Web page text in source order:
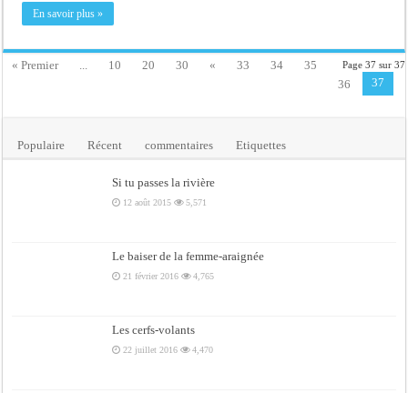
En savoir plus »
Page 37 sur 37
« Premier 10 20 30 « 33 34
35
36
37
Populaire Récent commentaires Etiquettes
Si tu passes la rivière
12 août 2015 5,571
Le baiser de la femme-araignée
21 février 2016 4,765
Les cerfs-volants
22 juillet 2016 4,470